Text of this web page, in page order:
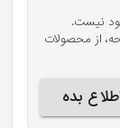
نیست.
از محصولات
بده